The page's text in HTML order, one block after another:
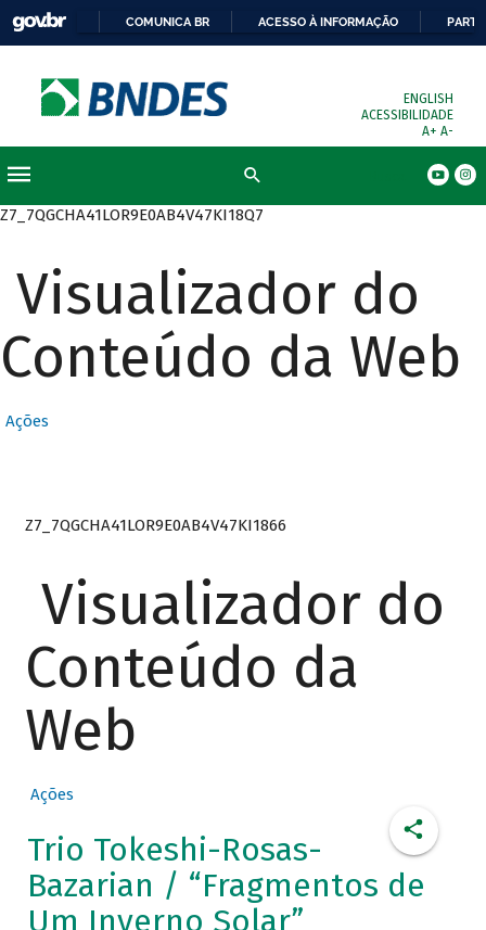
COMUNICA BR ACESSO À INFORMAÇÃO
ENGLISH
ACESSIBILIDADE
A+ A-
Z7_7QGCHA41LOR9E0AB4V47KI18Q7
Visualizador do
Conteúdo da Web
Ações
Z7_7QGCHA41LOR9E0AB4V47KI1866
Visualizador do
Conteúdo da
Web
Ações
Trio Tokeshi-Rosas-
Bazarian / “Fragmentos de
Um Inverno Solar”